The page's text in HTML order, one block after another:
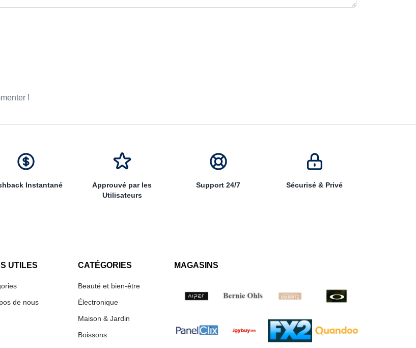
!
Instantané
Approuvé par les
Utilisateurs
Support 24/7 Sécurisé & Privé
UTILES
de nous
CATÉGORIES
Beauté et bien-être
Électronique
Maison & Jardin
Boissons
MAGASINS